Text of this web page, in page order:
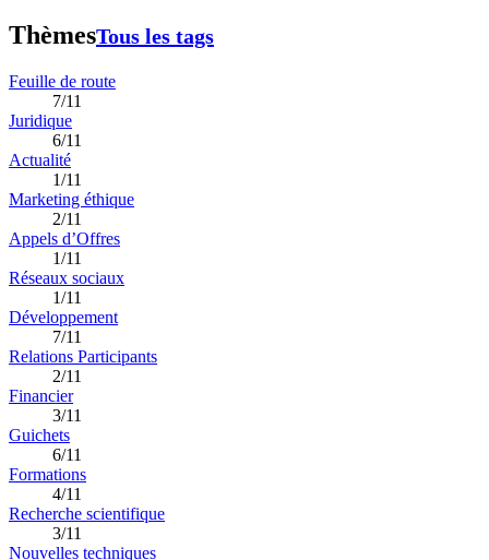
ThèmesTous les tags
Feuille de route
7/11
Juridique
6/11
Actualité
1/11
Marketing éthique
2/11
Appels d’Offres
1/11
Réseaux sociaux
1/11
Développement
7/11
Relations Participants
2/11
Financier
3/11
Guichets
6/11
Formations
4/11
Recherche scientifique
3/11
Nouvelles techniques